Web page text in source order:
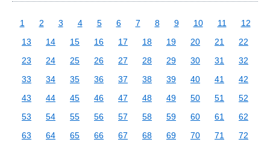
1 2 3 4 5 6 7 8 9 10 11
12
13
14 15 16 17 18 19 20 21
22
23
24 25 26 27 28 29 30 31
32
33
34 35 36 37 38 39 40 41
42
43
44 45 46 47 48 49 50 51
52
53
54 55 56 57 58 59 60 61
62
63
64 65 66 67 68 69 70 71
72